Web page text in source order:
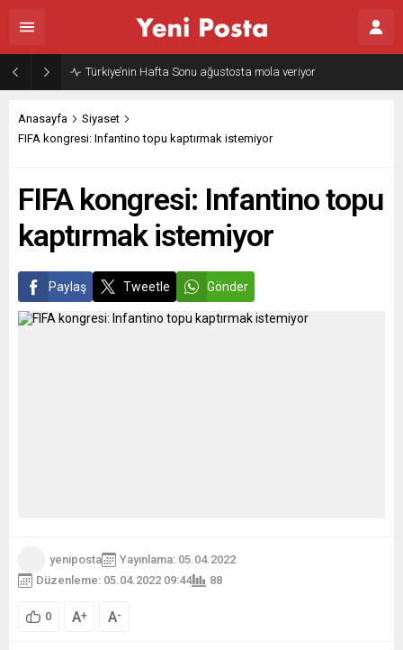
Anasayfa
Siyaset
FIFA kongresi: Infantino topu kaptırmak istemiyor
FIFA kongresi: Infantino topu
kaptırmak istemiyor
Paylaş Tweetle Gönder
yeniposta
Yayınlama: 05.04.2022
Düzenleme: 05.04.2022 09:44
88
0 A+ A-